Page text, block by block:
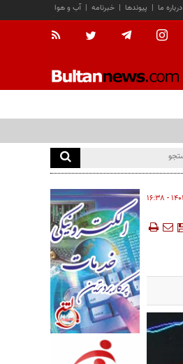
آب و هوا | خبرنامه | پیوندها | درباره ما